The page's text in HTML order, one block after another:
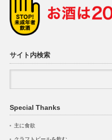
サイト内検索
Special Thanks
主に食欲